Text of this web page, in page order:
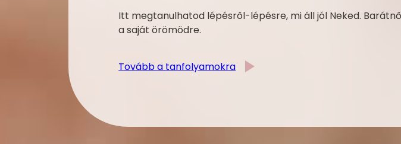
Itt megtanulhatod lépésről-lépésre, mi áll jól Neked.
a saját örömödre.
Tovább a tanfolyamokra